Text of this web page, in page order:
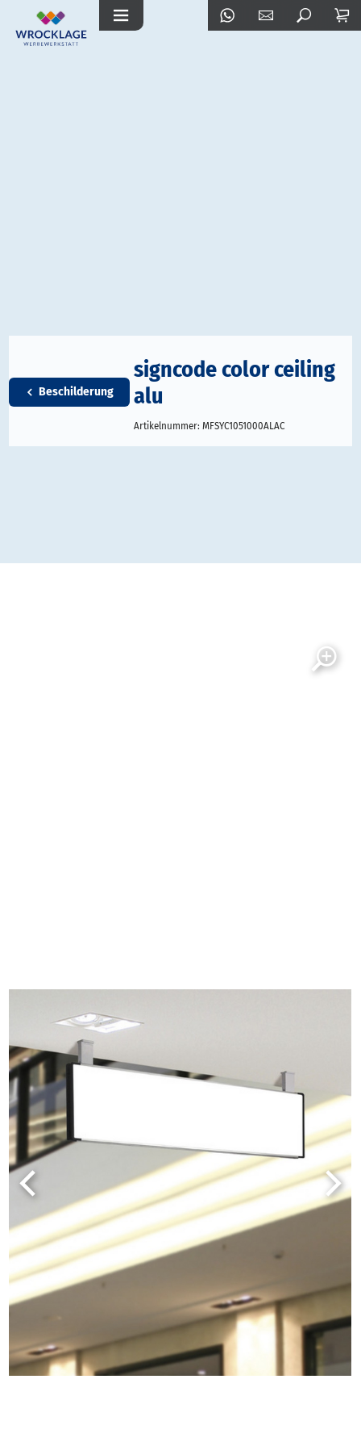
Beschilderung
signcode color ceiling
alu
Artikelnummer: MFSYC1051000ALAC